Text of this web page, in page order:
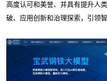
高度认可和美誉、并具有提升人
破、应用创新和治理探索，引领智